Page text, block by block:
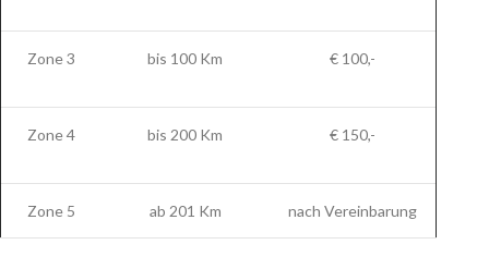
Zone 3 bis 100 Km € 100,-
Zone 4 bis 200 Km € 150,-
Zone 5 ab 201 Km nach Vereinbarung